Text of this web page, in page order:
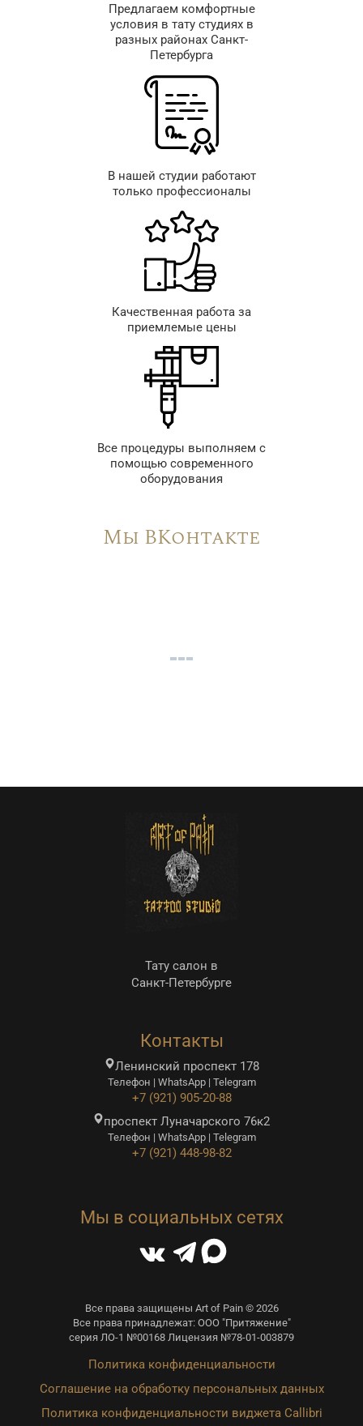
Предлагаем комфортные
условия в тату студиях в
разных районах Санкт-
Петербурга
В нашей студии работают
только профессионалы
Качественная работа за
приемлемые цены
Все процедуры выполняем с
помощью современного
оборудования
Мы ВКонтакте
Тату салон в
Санкт-Петербурге
Контакты
Ленинский проспект 178
Телефон | WhatsApp | Telegram
+7 (921) 905-20-88
проспект Луначарского 76к2
Телефон | WhatsApp | Telegram
+7 (921) 448-98-82
Мы в социальных сетях
Все права защищены Art of Pain © 2026
Все права принадлежат: ООО "Притяжение"
серия ЛО-1 №00168 Лицензия №78-01-003879
Политика конфиденциальности
Соглашение на обработку персональных данных
Политика конфиденциальности виджета Callibri